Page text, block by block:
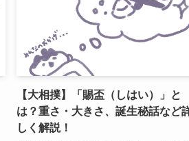
【大相撲】「賜盃（しはい）」と
は？重さ・大きさ、誕生秘話など
しく解説！